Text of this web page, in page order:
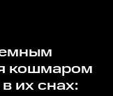
кошмаром
их снах: